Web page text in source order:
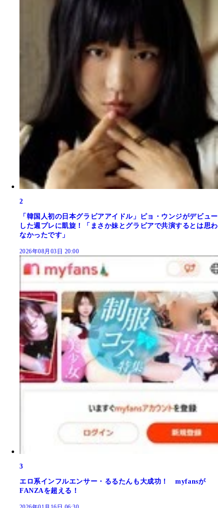
2
「韓国人初の日本グラビアアイドル」ピョ・ウンジがデビュー
した週プレに凱旋！「まさか妹とグラビアで共演するとは思わ
なかったです」
2026年08月03日 20:00
3
エロ系インフルエンサー・るるたんも大成功！ myfansが
FANZAを超える！